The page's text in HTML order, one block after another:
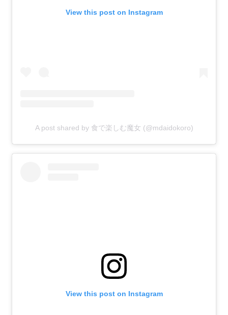
View this post on Instagram
A post shared by 食で楽しむ魔女 (@mdaidokoro)
View this post on Instagram